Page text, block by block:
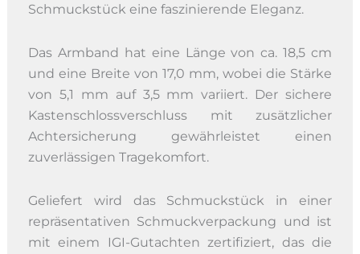
Schmuckstück eine faszinierende Eleganz.
Das Armband hat eine Länge von ca. 18,5 cm
und eine Breite von 17,0 mm, wobei die Stärke
von 5,1 mm auf 3,5 mm variiert. Der sichere
Kastenschlossverschluss mit zusätzlicher
Achtersicherung gewährleistet einen
zuverlässigen Tragekomfort.
Geliefert wird das Schmuckstück in einer
repräsentativen Schmuckverpackung und ist
mit einem IGI-Gutachten zertifiziert, das die